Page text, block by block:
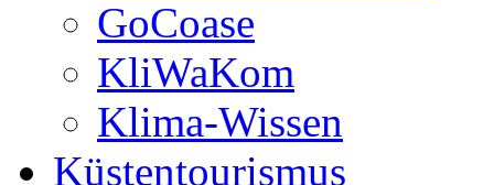
GoCoase
KliWaKom
Klima-Wissen
Küstentourismus